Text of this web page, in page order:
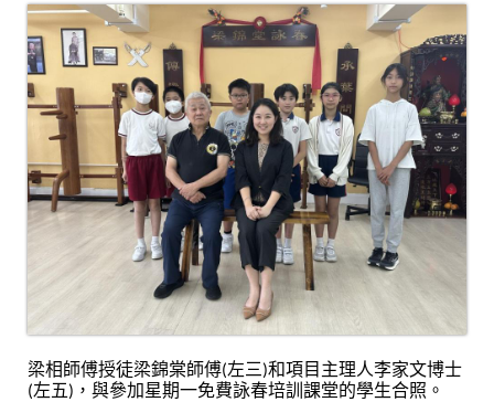
梁相師傅授徒梁錦棠師傅(左三)和項目主理人李家文博士
(左五) ，與參加星期一免費詠春培訓課堂的學生合照。